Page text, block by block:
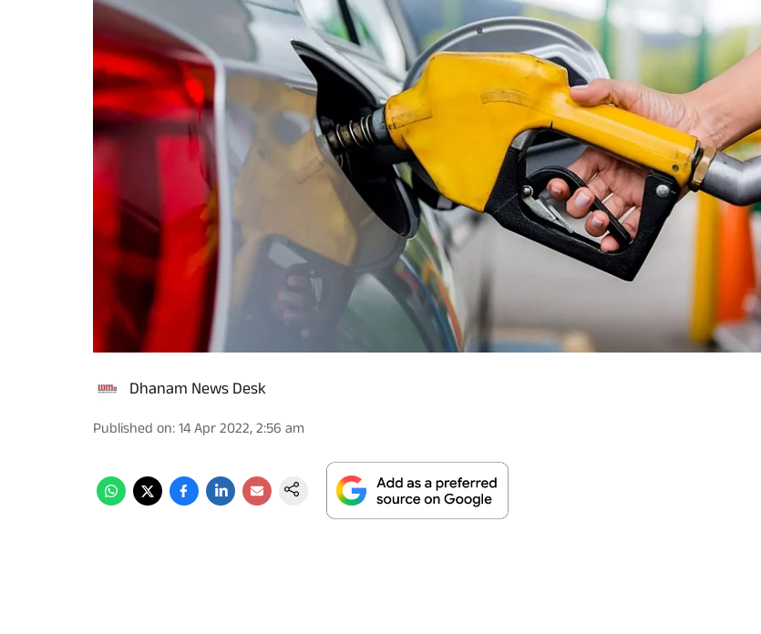
Dhanam News Desk
Published on:14 Apr 2022, 2:56 am